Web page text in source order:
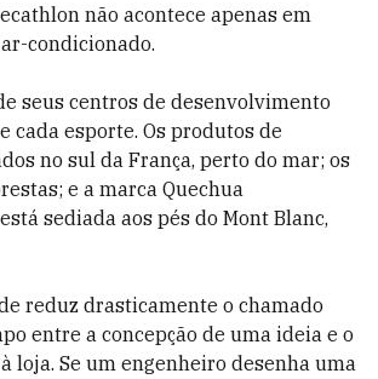
não acontece apenas em
condicionado.
seus centros de desenvolvimento
cada esporte. Os produtos de
no sul da França, perto do mar; os
e a marca Quechua
sediada aos pés do Mont Blanc,
reduz drasticamente o chamado
entre a concepção de uma ideia e o
loja. Se um engenheiro desenha uma